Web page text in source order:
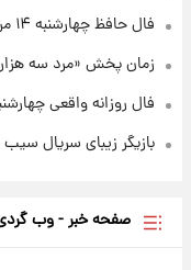
فال حافظ چهارشنبه ۱۴ مرداد ماه ۱۴۰۵
زمان پخش «مرد سه
فال روزانه واقعی چهارشنبه ۱۴ مرداد
بازیگر زیبای سریال
صفحه خبر - وب